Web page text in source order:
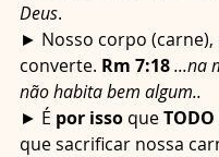
Deus.
► Nosso corpo (carne),
converte. Rm 7:18...na
não habita bem algum..
► É por isso que
que sacrificar nossa